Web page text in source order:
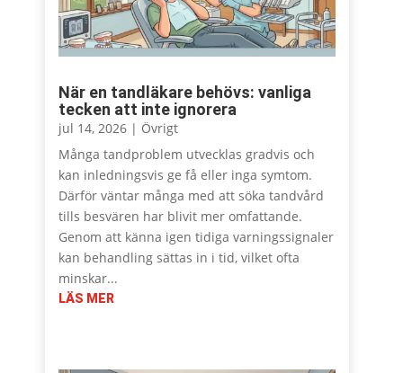
När en tandläkare behövs: vanliga
tecken att inte ignorera
jul 14, 2026| Övrigt
Många tandproblem utvecklas gradvis och
kan inledningsvis ge få eller inga symtom.
Därför väntar många med att söka tandvård
tills besvären har blivit mer omfattande.
Genom att känna igen tidiga varningssignaler
kan behandling sättas in i tid, vilket ofta
minskar...
LÄS MER